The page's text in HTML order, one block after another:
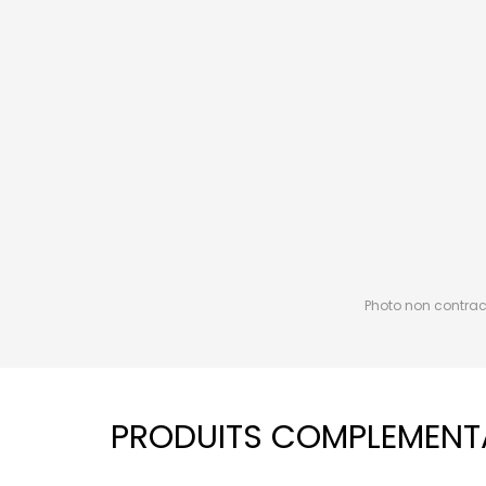
Photo non
PRODUITS